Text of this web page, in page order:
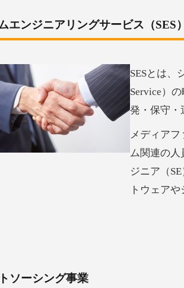
エンジニアリングサービス（SES
SESとは、
Service）
発・保守・
メディアフ
ム関連の人
ジニア（
トウェア
ソーシング事業